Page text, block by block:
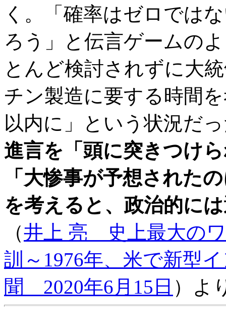
く。「確率はゼロでは
ろう」と伝言ゲームの
とんど検討されずに大
チン製造に要する時間
以内に」という状況だ
進言を「頭に突きつけ
「大惨事が予想された
を考えると、政治的に
（井上 亮 史上最大の
訓～1976年、米で新型
聞 2020年6月15日 ）よ